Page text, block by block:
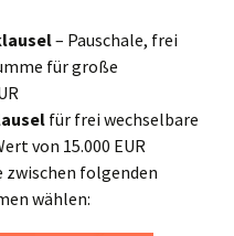
– Pauschale, frei
für große
für frei wechselbare
von 15.000 EUR
zwischen folgenden
wählen: